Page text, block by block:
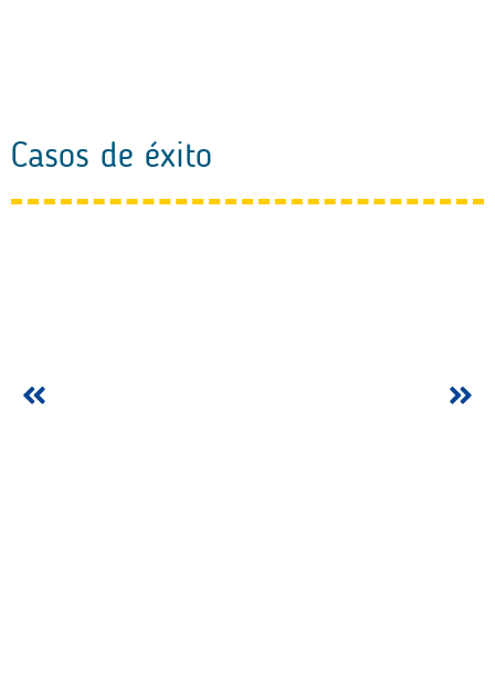
Casos de éxito